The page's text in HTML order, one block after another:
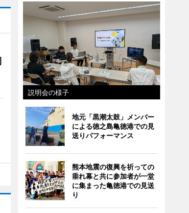
説明会の様子
地元「黒潮太鼓」メンバー
による徳之島亀徳港での見
送りパフォーマンス
熊本地震の復興を祈っての
垂れ幕と共に参加者が一堂
に集まった亀徳港での見送
り